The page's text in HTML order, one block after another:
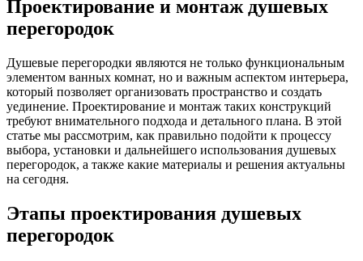
Проектирование и монтаж душевых
перегородок
Душевые перегородки являются не только функциональным
элементом ванных комнат, но и важным аспектом интерьера,
который позволяет организовать пространство и создать
уединение. Проектирование и монтаж таких конструкций
требуют внимательного подхода и детального плана. В этой
статье мы рассмотрим, как правильно подойти к процессу
выбора, установки и дальнейшего использования душевых
перегородок, а также какие материалы и решения актуальны
на сегодня.
Этапы проектирования душевых
перегородок